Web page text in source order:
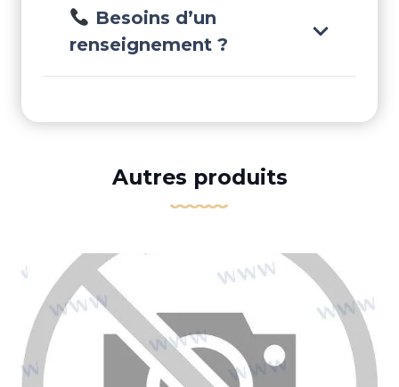
Besoins d’un
renseignement ?
Autres produits